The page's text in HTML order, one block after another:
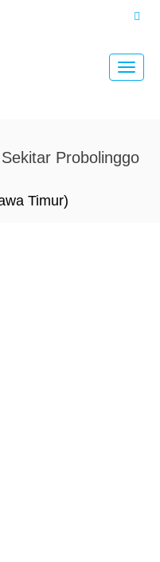
Toggle
Probolinggo
Timur)